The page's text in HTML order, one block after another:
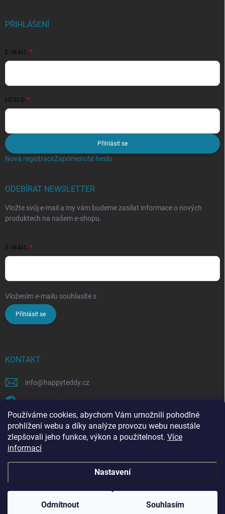
Používáme cookies, abychom Vám umožnili pohodlné
prohlížení webu a díky analýze provozu webu neustále
zlepšovali jeho funkce, výkon a použitelnost. Více
informací
Nastavení
Odmítnout Souhlasím
PŘIHLÁŠENÍ
E-MAIL
HESLO
Přihlásit se
Nová registraceZapomenuté heslo
ODEBÍRAT NEWSLETTER
Vložte svůj e-mail a my vám budeme zasílat informace o nových
produktech na našem e-shopu.
E-MAIL
Vložením e-mailu souhlasíte s
Přihlásit se
KONTAKT
info@happyteddy.cz
HappyTeddy
happyteddy.cz
Copyright 2026 . Všechna práva vyhrazena.